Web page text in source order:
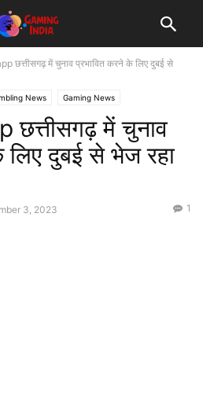
छत्तीसगढ़ में चुनाव प्रभावित करने के लिए दुबई से
News Gaming News
में चुनाव
लिए दुबई से भेज रहा
3, 2023 1